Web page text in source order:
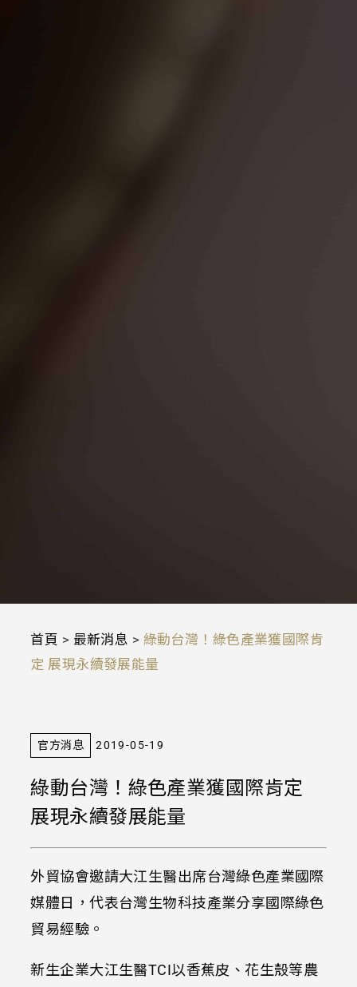
首頁 > 最新消息 > 綠動台灣！綠色產業獲國際肯
定 展現永續發展能量
官方消息 2019-05-19
綠動台灣！綠色產業獲國際肯定
展現永續發展能量
外貿協會邀請大江生醫出席台灣綠色產業國際
媒體日，代表台灣生物科技產業分享國際綠色
貿易經驗。
新生企業大江生醫TCI以香蕉皮、花生殼等農